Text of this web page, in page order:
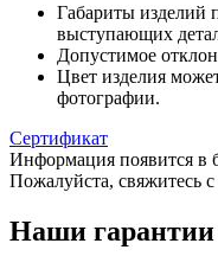
Габариты изделий
выступающих
Допустимое
Цвет изделия
фотографии.
Сертификат
Информация появится в
Пожалуйста, свяжитесь
Наши гарантии